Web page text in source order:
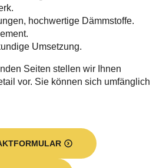
hochwertige Dämmstoffe.
Umsetzung.
Seiten stellen wir Ihnen
vor. Sie können sich umfänglich